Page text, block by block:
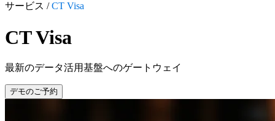
サービス / CT Visa
CT Visa
最新のデータ活用基盤へのゲートウェイ
デモのご予約